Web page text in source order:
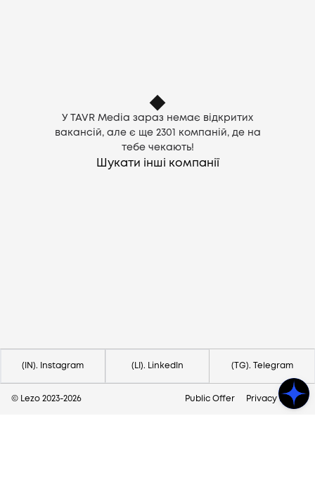
У TAVR Media зараз немає відкритих
вакансій, але є ще 2301
компаній, де на
тебе чекають!
Шукати інші компанії
(IN). Instagram (LI). LinkedIn (TG). Telegram
© Lezo 2023-2026 Public Offer Privacy Policy